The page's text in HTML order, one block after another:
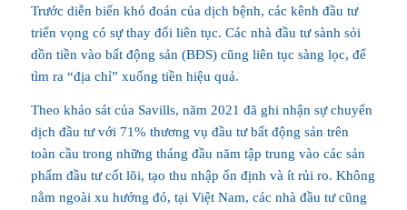
Trước diễn biến khó đoán của dịch bệnh, các kênh đầu tư
triển vọng có sự thay đổi liên tục. Các nhà đầu tư sành sỏi
dồn tiền vào bất động sản (BĐS) cũng liên tục sàng lọc, để
tìm ra “địa chỉ” xuống tiền hiệu quả.
Theo khảo sát của Savills, năm 2021 đã ghi nhận sự chuyển
dịch đầu tư với 71% thương vụ đầu tư bất động sản trên
toàn cầu trong những tháng đầu năm tập trung vào các sản
phẩm đầu tư cốt lõi, tạo thu nhập ổn định và ít rủi ro. Không
nằm ngoài xu hướng đó, tại Việt Nam, các nhà đầu tư cũng